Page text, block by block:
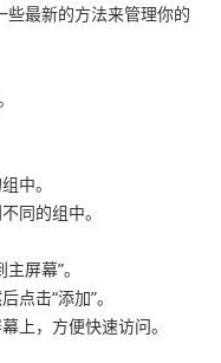
些最新的方法来管理你的
中。
同的组中。
屏幕”。
点击“添加”。
上，方便快速访问。